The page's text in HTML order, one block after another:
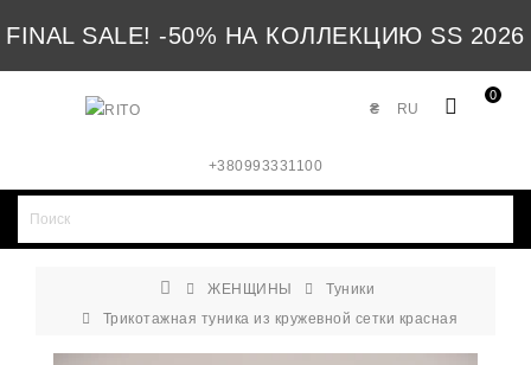
FINAL SALE! -50% НА КОЛЛЕКЦИЮ SS 2026
0
RU
₴
+380993331100
ЖЕНЩИНЫ
Туники
Трикотажная туника из кружевной сетки красная